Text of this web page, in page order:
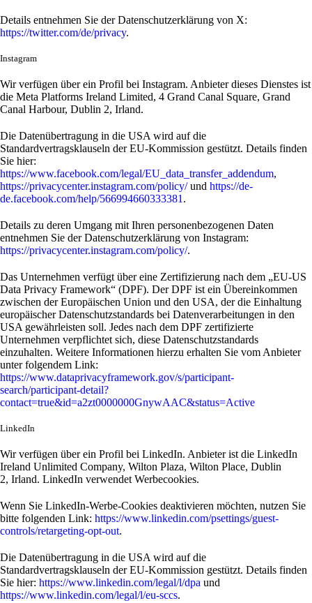
Details entnehmen Sie der Datenschutzerklärung von X:
https://twitter.com/de/privacy.
Instagram
Wir verfügen über ein Profil bei Instagram. Anbieter dieses Dienstes ist
die Meta Platforms Ireland Limited, 4 Grand Canal Square, Grand
Canal Harbour, Dublin 2, Irland.
Die Datenübertragung in die USA wird auf die
Standardvertragsklauseln der EU-Kommission gestützt. Details finden
Sie hier:
https://www.facebook.com/legal/EU_data_transfer_addendum,
https://privacycenter.instagram.com/policy/und https://de-
de.facebook.com/help/566994660333381 .
Details zu deren Umgang mit Ihren personenbezogenen Daten
entnehmen Sie der Datenschutzerklärung von Instagram:
https://privacycenter.instagram.com/policy/.
Das Unternehmen verfügt über eine Zertifizierung nach dem „EU-US
Data Privacy Framework“ (DPF). Der DPF ist ein Übereinkommen
zwischen der Europäischen Union und den USA, der die Einhaltung
europäischer Datenschutzstandards bei Datenverarbeitungen in den
USA gewährleisten soll. Jedes nach dem DPF zertifizierte
Unternehmen verpflichtet sich, diese Datenschutzstandards
einzuhalten. Weitere Informationen hierzu erhalten Sie vom Anbieter
unter folgendem Link:
https://www.dataprivacyframework.gov/s/participant-
search/participant-detail?
contact=true&id=a2zt0000000GnywAAC&status=Active
LinkedIn
Wir verfügen über ein Profil bei LinkedIn. Anbieter ist die LinkedIn
Ireland Unlimited Company, Wilton Plaza, Wilton Place, Dublin
2, Irland. LinkedIn verwendet Werbecookies.
Wenn Sie LinkedIn-Werbe-Cookies deaktivieren möchten, nutzen Sie
bitte folgenden Link: https://www.linkedin.com/psettings/guest-
controls/retargeting-opt-out.
Die Datenübertragung in die USA wird auf die
Standardvertragsklauseln der EU-Kommission gestützt. Details finden
Sie hier: https://www.linkedin.com/legal/l/dpa und
https://www.linkedin.com/legal/l/eu-sccs.